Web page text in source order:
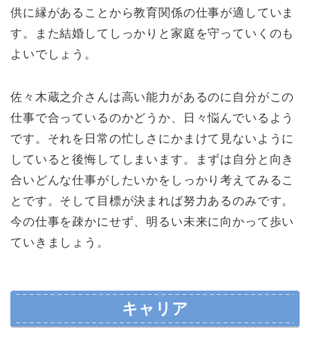
供に縁があることから教育関係の仕事が適していま
す。また結婚してしっかりと家庭を守っていくのも
よいでしょう。
佐々木蔵之介さんは高い能力があるのに自分がこの
仕事で合っているのかどうか、日々悩んでいるよう
です。それを日常の忙しさにかまけて見ないように
していると後悔してしまいます。まずは自分と向き
合いどんな仕事がしたいかをしっかり考えてみるこ
とです。そして目標が決まれば努力あるのみです。
今の仕事を疎かにせず、明るい未来に向かって歩い
ていきましょう。
キャリア